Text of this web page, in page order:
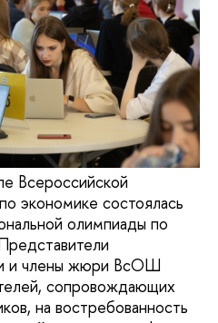
Всероссийской
экономике состоялась
олимпиады по
и члены жюри ВсОШ
сопровождающих
на востребованность